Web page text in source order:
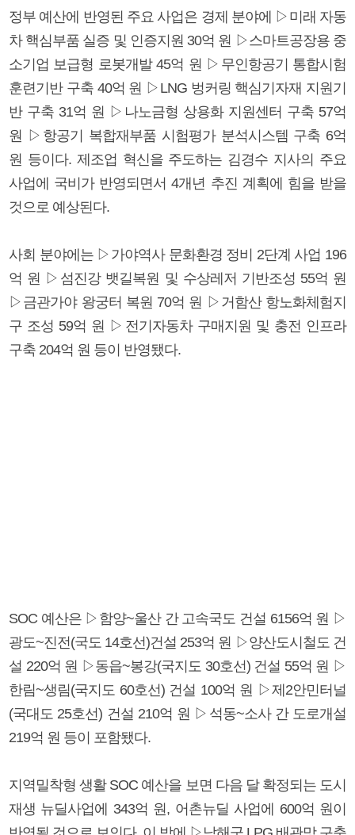
정부 예산에 반영된 주요 사업은 경제 분야에 ▷미래 자동
차 핵심부품 실증 및 인증지원 30억 원 ▷스마트공장용 중
소기업 보급형 로봇개발 45억 원 ▷무인항공기 통합시험
훈련기반 구축 40억 원 ▷LNG 벙커링 핵심기자재 지원기
반 구축 31억 원 ▷나노금형 상용화 지원센터 구축 57억
원 ▷항공기 복합재부품 시험평가 분석시스템 구축 6억
원 등이다. 제조업 혁신을 주도하는 김경수 지사의 주요
사업에 국비가 반영되면서 4개년 추진 계획에 힘을 받을
것으로 예상된다.
사회 분야에는 ▷가야역사 문화환경 정비 2단계 사업 196
억 원 ▷섬진강 뱃길복원 및 수상레저 기반조성 55억 원
▷금관가야 왕궁터 복원 70억 원 ▷거함산 항노화체험지
구 조성 59억 원 ▷전기자동차 구매지원 및 충전 인프라
구축 204억 원 등이 반영됐다.
SOC 예산은 ▷함양~울산 간 고속국도 건설 6156억 원 ▷
광도~진전(국도 14호선)건설 253억 원 ▷양산도시철도 건
설 220억 원 ▷동읍~봉강(국지도 30호선) 건설 55억 원 ▷
한림~생림(국지도 60호선) 건설 100억 원 ▷제2안민터널
(국대도 25호선) 건설 210억 원 ▷석동~소사 간 도로개설
219억 원 등이 포함됐다.
지역밀착형 생활 SOC 예산을 보면 다음 달 확정되는 도시
재생 뉴딜사업에 343억 원, 어촌뉴딜 사업에 600억 원이